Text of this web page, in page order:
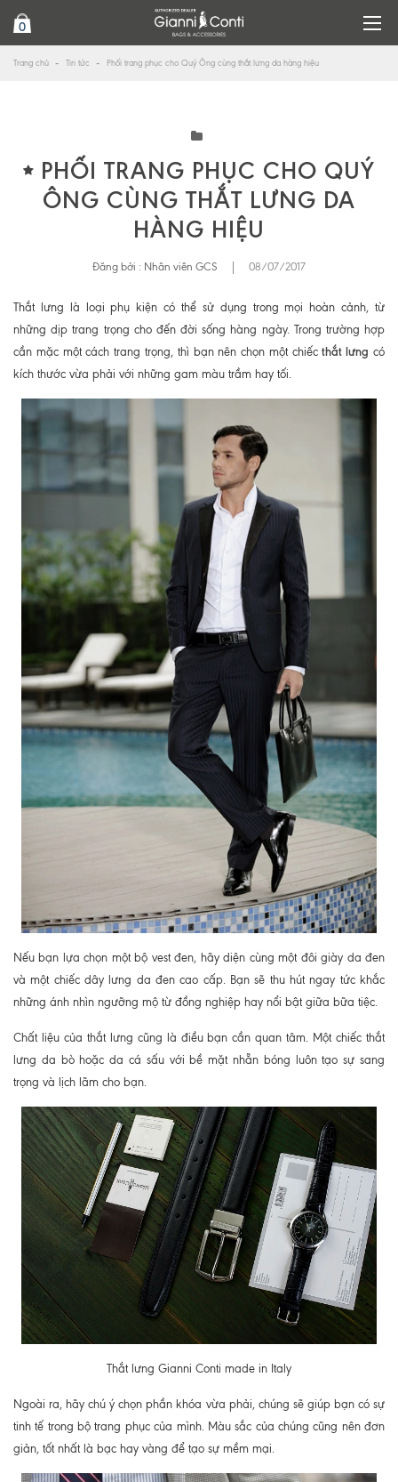
0
Trang chủ Tin tức Phối trang phục cho Quý Ông cùng thắt lưng da hàng hiệu
PHỐI TRANG PHỤC CHO QUÝ
ÔNG CÙNG THẮT LƯNG DA
HÀNG HIỆU
Đăng bởi : Nhân viên GCS 08/07/2017
Thắt lưng là loại phụ kiện có thể sử dụng trong mọi hoàn cảnh, từ
những dịp trang trọng cho đến đời sống hàng ngày. Trong trường hợp
cần mặc một cách trang trọng, thì bạn nên chọn một chiếcthắt lưng có
kích thước vừa phải với những gam màu trầm hay tối.
Nếu bạn lựa chọn một bộ vest đen, hãy diện cùng một đôi giày da đen
và một chiếc dây lưng da đen cao cấp. Bạn sẽ thu hút ngay tức khắc
những ánh nhìn ngưỡng mộ từ đồng nghiệp hay nổi bật giữa bữa tiệc.
Chất liệu của thắt lưng cũng là điều bạn cần quan tâm. Một chiếc thắt
lưng da bò hoặc da cá sấu với bề mặt nhẵn bóng luôn tạo sự sang
trọng và lịch lãm cho bạn.
Thắt lưng Gianni Conti made in Italy
Ngoài ra, hãy chú ý chọn phần khóa vừa phải, chúng sẽ giúp bạn có sự
tinh tế trong bộ trang phục của mình. Màu sắc của chúng cũng nên đơn
giản, tốt nhất là bạc hay vàng để tạo sự mềm mại.